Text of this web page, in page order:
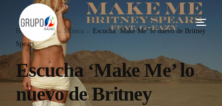
Home Blog Música
Escucha ‘Make Me’ lo nuevo de Britney
Spears
Escucha ‘Make Me’ lo
nuevo de Britney